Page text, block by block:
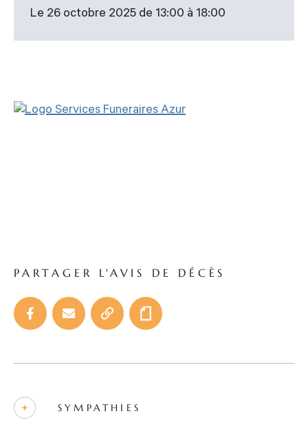
Le 26 octobre 2025 de 13:00 à 18:00
PARTAGER L'AVIS DE DÉCÈS
SYMPATHIES